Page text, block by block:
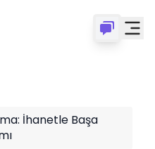
İhanetle Başa